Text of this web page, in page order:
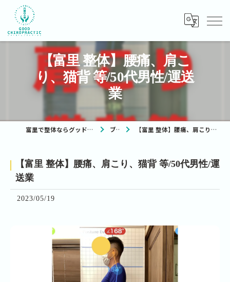
【富里 整体】腰痛、肩こ
り、猫背 等/50代男性/運送
業
富里で整体ならグッドカイロプラクティック ブログ 【富里 整体】腰痛、肩こり、猫背 等/50代男性/運送業
【富里 整体】腰痛、肩こり、猫背 等/50代男性/運
送業
2023/05/19